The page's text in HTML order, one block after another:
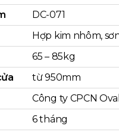
DC-071
Hợp kim nhôm,
65 – 85kg
từ 950mm
Công ty CPCN
6 tháng